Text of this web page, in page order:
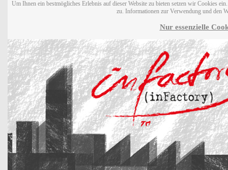
Um Ihnen ein bestmögliches Erlebnis auf dieser Website zu bieten setzen wir Cookies
zu. Informationen zur Verwendung und den
Nur essenzielle